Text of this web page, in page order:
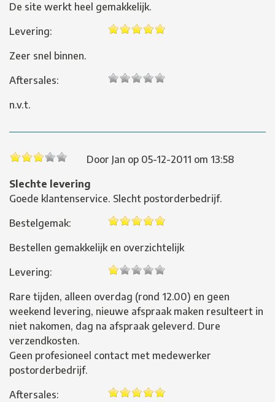
De site werkt heel gemakkelijk.
Levering:
Zeer snel binnen.
Aftersales:
n.v.t.
Door Jan op 05-12-2011 om 13:58
Slechte levering
Goede klantenservice. Slecht postorderbedrijf.
Bestelgemak:
Bestellen gemakkelijk en overzichtelijk
Levering:
Rare tijden, alleen overdag (rond 12.00) en geen
weekend levering, nieuwe afspraak maken resulteert in
niet nakomen, dag na afspraak geleverd. Dure
verzendkosten.
Geen profesioneel contact met medewerker
postorderbedrijf.
Aftersales: